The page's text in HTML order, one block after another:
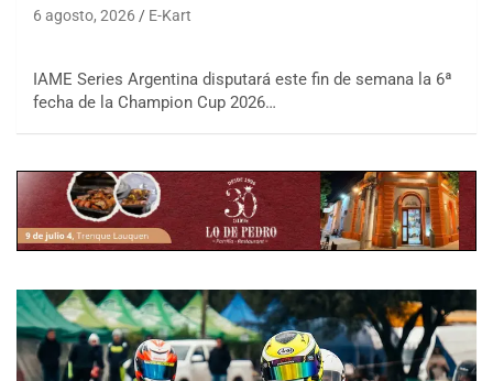
6 agosto, 2026 E-Kart
IAME Series Argentina disputará este fin de semana la 6ª
fecha de la Champion Cup 2026…